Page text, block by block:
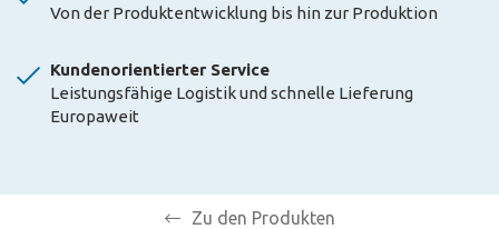
Von der Produktentwicklung bis hin zur Produktion
Kundenorientierter Service
Leistungsfähige Logistik und schnelle Lieferung
Europaweit
Zu den Produkten